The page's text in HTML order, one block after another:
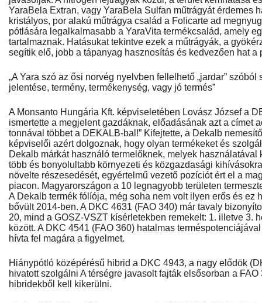
YaraBela Extran, vagy YaraBela Sulfan műtrágyát érdemes
kristályos, por alakú műtrágya család a Folicarte ad
pótlására legalkalmasabb a YaraVita termékcsalád, amely
tartalmaznak. Hatásukat tekintve ezek a műtrágyák, a
segítik elő, jobb a tápanyag hasznosítás és kedvezően hat a
„A Yara szó az ősi norvég nyelvben fellelhető „jardar” szóból
jelentése, termény, termékenység, vagy jó termés”
A Monsanto Hungária Kft. képviseletében Lovász József a
ismertette a megjelent gazdáknak, előadásának azt a címet
tonnával többet a DEKALB-bal!” Kifejtette, a Dekalb
képviselői azért dolgoznak, hogy olyan termékeket és
Dekalb márkát használó termelőknek, melyek használatával
több és bonyolultabb környezeti és közgazdasági
növelte részesedését, egyértelmű vezető pozíciót ért el a
piacon. Magyarországon a 10 legnagyobb területen
A Dekalb termék fólíója, még soha nem volt ilyen erős és ez
bővült 2014-ben. A DKC 4631 (FAO 340) már tavaly
20, mind a GOSZ-VSZT kísérletekben remekelt: 1. illetve 3.
között. A DKC 4541 (FAO 360) hatalmas
hívta fel magára a figyelmet.
Hiánypótló középérésű hibrid a DKC 4943, a nagy elődök
hivatott szolgálni A térségre javasolt fajták elsősorban a
hibridekből kell kikerülni.